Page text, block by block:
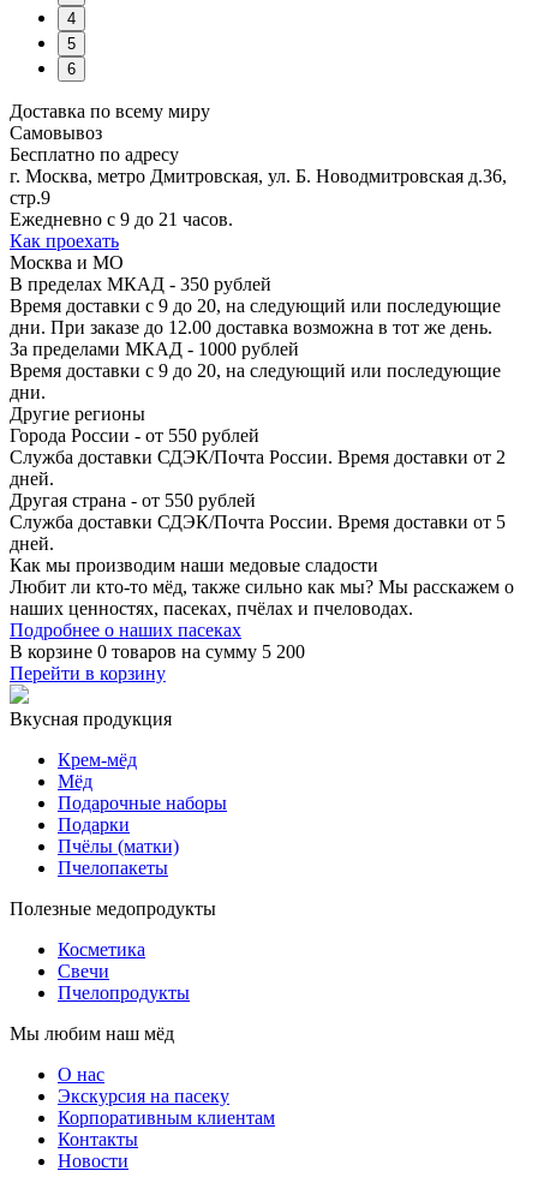
4
5
6
Доставка по всему миру
Самовывоз
Бесплатно по адресу
г. Москва, метро Дмитровская, ул. Б. Новодмитровская д.36,
стр.9
Ежедневно с 9 до 21 часов.
Как проехать
Москва и МО
В пределах МКАД - 350 рублей
Время доставки с 9 до 20, на следующий или последующие
дни. При заказе до 12.00 доставка возможна в тот же день.
За пределами МКАД - 1000 рублей
Время доставки с 9 до 20, на следующий или последующие
дни.
Другие регионы
Города России - от 550 рублей
Служба доставки СДЭК/Почта России. Время доставки от 2
дней.
Другая страна - от 550 рублей
Служба доставки СДЭК/Почта России. Время доставки от 5
дней.
Как мы производим наши медовые сладости
Любит ли кто-то мёд, также сильно как мы? Мы расскажем о
наших ценностях, пасеках, пчёлах и пчеловодах.
Подробнее о наших пасеках
В корзине 0 товаров на сумму 5 200
Перейти в корзину
Вкусная продукция
Крем-мёд
Мёд
Подарочные наборы
Подарки
Пчёлы (матки)
Пчелопакеты
Полезные медопродукты
Косметика
Свечи
Пчелопродукты
Мы любим наш мёд
О нас
Экскурсия на пасеку
Корпоративным клиентам
Контакты
Новости